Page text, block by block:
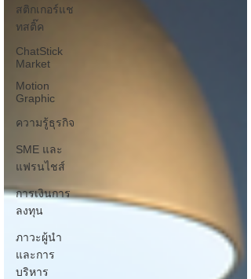
สติกเกอร์แช
ทสติ๊ค
ChatStick
Market
Motion
Graphic
ความรู้ธุรกิจ
SME และ
แฟรนไชส์
การเงินการ
ลงทุน
ภาวะผู้นำ
และการ
บริหาร